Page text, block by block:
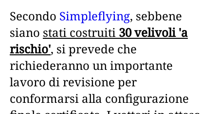
Secondo Simpleflying, sebbene
siano stati costruiti 30 velivoli 'a
rischio', si prevede che
richiederanno un importante
lavoro di revisione per
conformarsi alla configurazione